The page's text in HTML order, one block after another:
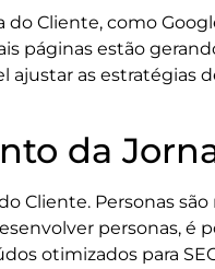
Cliente, como
páginas estão
ajustar as estratégias
da
Cliente. Personas
personas, é
otimizados para